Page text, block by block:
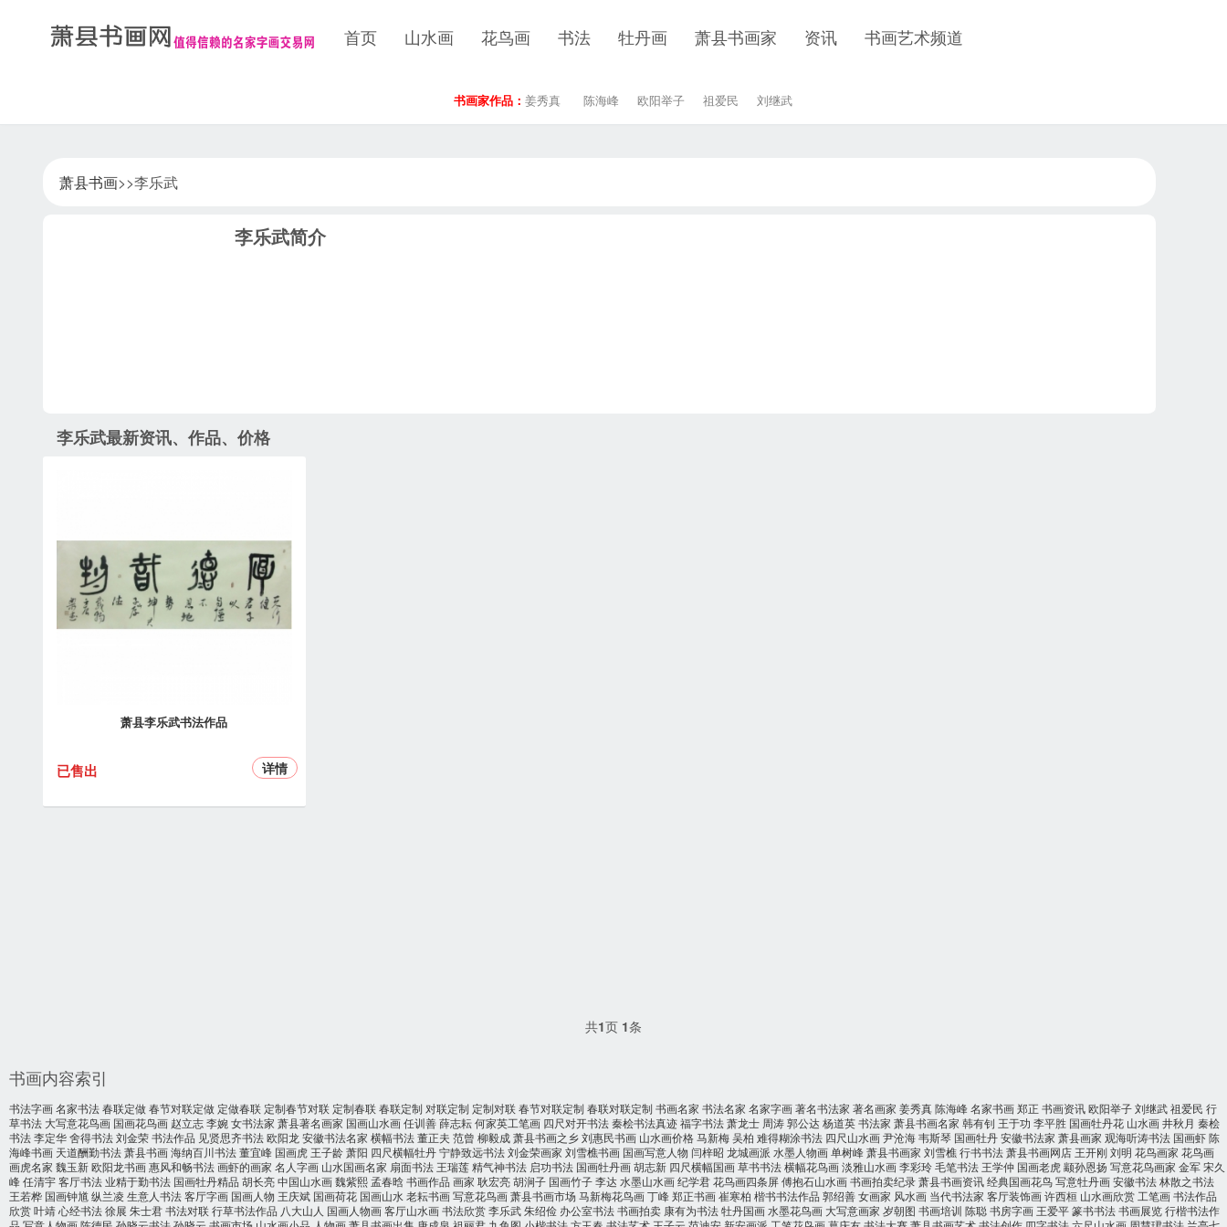
首页 山水画 花鸟画 书法 牡丹画 萧县书画家 资讯 书画艺术频道
书画家作品： 姜秀真 陈海峰 欧阳举子 祖爱民 刘继武
萧县书画>>李乐武
李乐武简介
李乐武最新资讯、作品、价格
萧县李乐武书法作品
已售出 详情
共1页 1条
书画内容索引
书法字画名家书法春联定做春节对联定做 定做春联 定制春节对联 定制春联春联定制 对联定制 定制对联春节对联定制 春联对联定制 书画名家 书法名家 名家字画著名书法家 著名画家 姜秀真陈海峰名家书画郑正 书画资讯欧阳举子刘继武祖爱民 行
草书法 大写意花鸟画 国画花鸟画 赵立志李婉 女书法家 萧县著名画家 国画山水画任训善薛志耘何家英工笔画 四尺对开书法秦桧书法真迹福字书法萧龙士 周涛郭公达杨道英书法家 萧县书画名家 韩有钊 王于功 李平胜 国画牡丹花 山水画井秋月 秦桧
书法李定华舍得书法刘金荣书法作品 见贤思齐书法欧阳龙安徽书法名家 横幅书法董正夫 范曾 柳毅成萧县书画之乡刘惠民书画 山水画价格马新梅吴柏 难得糊涂书法 四尺山水画尹沧海韦斯琴 国画牡丹安徽书法家 萧县画家 观海听涛书法 国画虾陈
海峰书画 天道酬勤书法萧县书画海纳百川书法董宜峰 国画虎 王子龄萧阳 四尺横幅牡丹宁静致远书法刘金荣画家 刘雪樵书画 国画写意人物 闫梓昭 龙城画派 水墨人物画单树峰萧县书画家 刘雪樵行书书法萧县书画网店 王开刚刘明 花鸟画家 花鸟画
画虎名家 魏玉新欧阳龙书画惠风和畅书法画虾的画家 名人字画 山水国画名家 扇面书法 王瑞莲精气神书法 启功书法 国画牡丹画胡志新 四尺横幅国画草书书法横幅花鸟画淡雅山水画李彩玲毛笔书法 王学仲 国画老虎颛孙恩扬 写意花鸟画家 金军宋久
峰任清宇客厅书法业精于勤书法 国画牡丹精品 胡长亮中国山水画魏紫熙孟春晗书画作品 画家 耿宏亮胡涧子 国画竹子李达水墨山水画纪学君花鸟画四条屏傅抱石山水画书画拍卖纪录萧县书画资讯经典国画花鸟写意牡丹画安徽书法林散之书法
王若桦 国画钟馗纵兰凌 生意人书法客厅字画 国画人物 王庆斌 国画荷花 国画山水 老耘书画写意花鸟画萧县书画市场 马新梅花鸟画丁峰郑正书画崔寒柏 楷书书法作品 郭绍善女画家 风水画 当代书法家 客厅装饰画许西桓 山水画欣赏 工笔画书法作品
欣赏叶靖心经书法徐展 朱士君书法对联行草书法作品 八大山人 国画人物画客厅山水画书法欣赏李乐武朱绍俭 办公室书法书画拍卖 康有为书法牡丹国画水墨花鸟画 大写意画家 岁朝图 书画培训 陈聪书房字画 王爱平篆书书法书画展览行楷书法作